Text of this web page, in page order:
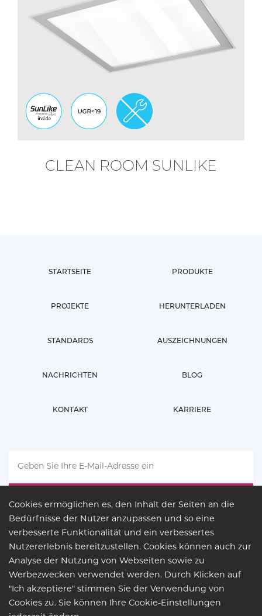
CLEAN ROOM SUNLIKE
STARTSEITE PRODUKTE
PROJEKTE HERUNTERLADEN
STANDARDS AUSZEICHNUNGEN
NACHRICHTEN BLOG
KONTAKT KARRIERE
RECHTSGRUNDLAGE
Cookies ermöglichen es, den Inhalt der Seiten an die
Bedürfnisse der Nutzer anzupassen und so eine
verbesserte Funktionalität und ein verbessertes
Nutzererlebnis bereitzustellen. Cookies können auch zur
Analyse der Nutzung von Webseiten sowie zu
Werbezwecken verwendet werden. Durch Klicken auf
"Ich akzeptiere" stimmen Sie der Verwendung von
Cookies zu. Sie können Ihre Cookie-Einstellungen